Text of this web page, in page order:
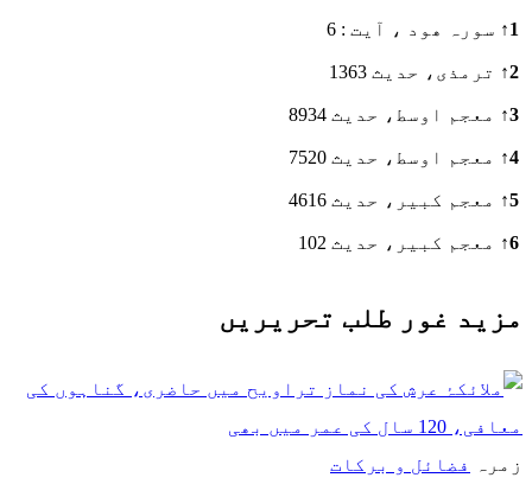
1
↑ سورہ ھود ، آیت : 6
2
↑ ترمذی، حدیث 1363
3
↑ معجم اوسط، حدیث 8934
4
↑ معجم اوسط، حدیث 7520
5
↑ معجم کبیر، حدیث 4616
6
↑ معجم کبیر، حدیث 102
مزید غور طلب تحریریں
زمرہ فضائل و برکات